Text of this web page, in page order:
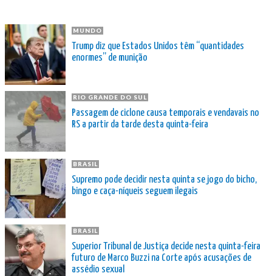
MUNDO
Trump diz que Estados Unidos têm “quantidades
enormes” de munição
RIO GRANDE DO SUL
Passagem de ciclone causa temporais e vendavais no
RS a partir da tarde desta quinta-feira
BRASIL
Supremo pode decidir nesta quinta se jogo do bicho,
bingo e caça-níqueis seguem ilegais
BRASIL
Superior Tribunal de Justiça decide nesta quinta-feira
futuro de Marco Buzzi na Corte após acusações de
assédio sexual